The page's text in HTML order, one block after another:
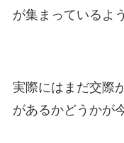
が集まっているよ
実際にはまだ交際
があるかどうかが